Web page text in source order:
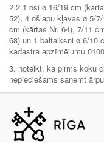
2.2.1 osi ø 16/19 cm
52), 4 ošlapu kļavas ø 5/
cm (kārtas Nr. 64), 7/
68) un 1 baltalksni ø 6/10
kadastra apzīmējumu
3. noteikt, ka pirms koku
nepieciešams saņemt